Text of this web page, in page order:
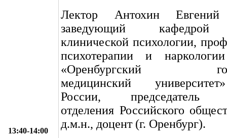
13:40-14:00
Лектор Антохин
заведующий кафедрой
клинической психологии,
психотерапии и
«Оренбургский
медицинский
России, председатель
отделения Российского
д.м.н., доцент (г. Оренбург).